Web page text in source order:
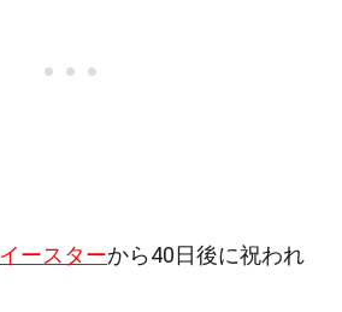
イースターから40日後に祝われ